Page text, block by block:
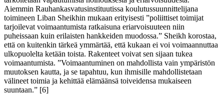
Aiemmin Rauhankasvatusinstituutissa koulutussuunnittelijana
toimineen Liban Sheikhin mukaan erityisesti ”poliittiset toimijat
tarjoilevat voimaantumista ratkaisuna eriarvoisuuteen niin
puheissaan kuin erilaisten hankkeiden muodossa.” Sheikh korostaa,
että on kuitenkin tärkeä ymmärtää, että kukaan ei voi voimaannuttaa
ulkopuolelta ketään toista. Rakenteet voivat sen sijaan tukea
voimaantumista. ”Voimaantuminen on mahdollista vain ympäristön
muutoksen kautta, ja se tapahtuu, kun ihmisille mahdollistetaan
välineet toimia ja kehittää elämäänsä toiveidensa mukaiseen
suuntaan.” [6]